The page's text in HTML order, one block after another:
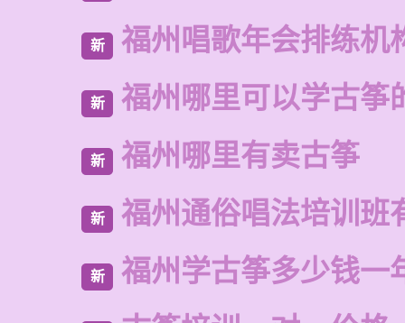
新 福州唱歌年会排练机
新 福州哪里可以学古筝
新 福州哪里有卖古筝
新 福州通俗唱法培训班
新 福州学古筝多少钱一